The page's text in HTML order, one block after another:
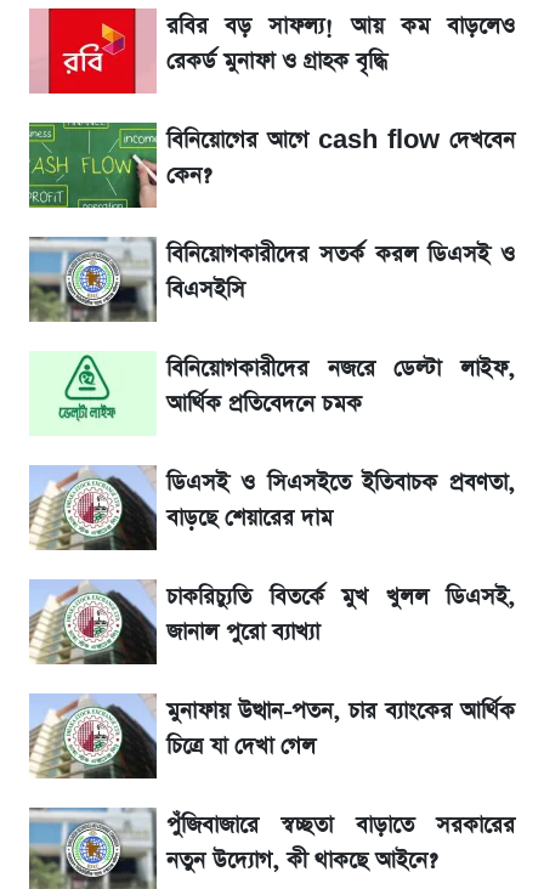
লিটনকে নিয়ে টিম ম্যানেজমেন্টের নতুন পরিকল্পনা
আগামীকালই স্পষ্ট হবে এসএসসি ফল প্রকাশের
তারিখ
জেনে নিন আজকের সোনা ও রুপার সর্বশেষ দাম
৬ আগস্ট দেশের বাজারে স্বর্ণের দাম
ফারহানা
তাপমাত্রা নিয়ে নতুন পূর্বাভাস দিল আবহাওয়া অফিস
রবির বড় সাফল্য! আয় কম বাড়লেও রেকর্ড মুনাফা ও
গ্রাহক বৃদ্ধি
লাফিয়ে বাড়ল স্বর্ণের দাম, এক মাসের মধ্যে সর্বোচ্চ
রেকর্ড
শেয়ার বিজকে লিগ্যাল নোটিশ পাঠাল রবি, শুরু নতুন
বিতর্ক
রবির বড় সাফল্য! আয় কম বাড়লেও
রেকর্ড মুনাফা ও গ্রাহক বৃদ্ধি
বিনিয়োগের আগে cash flow দেখবেন
কেন?
বিনিয়োগকারীদের সতর্ক করল ডিএসই ও
বিএসইসি
বিনিয়োগকারীদের নজরে ডেল্টা লাইফ,
আর্থিক প্রতিবেদনে চমক
ডিএসই ও সিএসইতে ইতিবাচক প্রবণতা,
বাড়ছে শেয়ারের দাম
চাকরিচ্যুতি বিতর্কে মুখ খুলল ডিএসই,
জানাল পুরো ব্যাখ্যা
মুনাফায় উত্থান-পতন, চার ব্যাংকের আর্থিক
চিত্রে যা দেখা গেল
পুঁজিবাজারে স্বচ্ছতা বাড়াতে সরকারের
নতুন উদ্যোগ, কী থাকছে আইনে?